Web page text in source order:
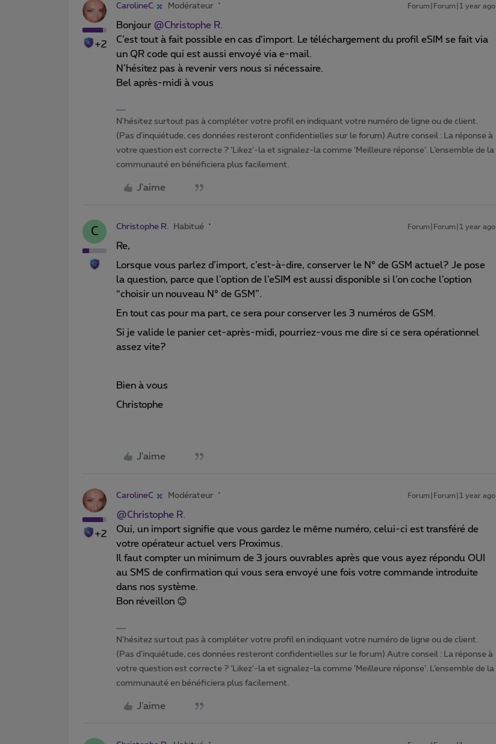
+2
CarolineC Modérateur Forum|Forum|1 year ago
Bonjour ​ @Christophe R.
C’est tout à fait possible en cas d’import. Le téléchargement du profil eSIM se fait via
un QR code qui est aussi envoyé via e-mail.
N’hésitez pas à revenir vers nous si nécessaire.
Bel après-midi à vous
N'hésitez surtout pas à compléter votre profil en indiquant votre numéro de ligne ou de client.
(Pas d'inquiétude, ces données resteront confidentielles sur le forum) Autre conseil : La réponse à
votre question est correcte ? ‘Likez’-la et signalez-la comme ‘Meilleure réponse’. L’ensemble de la
communauté en bénéficiera plus facilement.
J'aime
C Christophe R. Habitué Forum|Forum|1 year ago
Re,
Lorsque vous parlez d’import, c’est-à-dire, conserver le N° de GSM actuel? Je pose
la question, parce que l’option de l’eSIM est aussi disponible si l’on coche l’option
“choisir un nouveau N° de GSM”.
En tout cas pour ma part, ce sera pour conserver les 3 numéros de GSM.
Si je valide le panier cet-après-midi, pourriez-vous me dire si ce sera opérationnel
assez vite?
Bien à vous
Christophe
J'aime
+2
CarolineC Modérateur Forum|Forum|1 year ago
@Christophe R.
Oui, un import signifie que vous gardez le même numéro, celui-ci est transféré de
votre opérateur actuel vers Proximus.
Il faut compter un minimum de 3 jours ouvrables après que vous ayez répondu OUI
au SMS de confirmation qui vous sera envoyé une fois votre commande introduite
dans nos système.
Bon réveillon 😊
N'hésitez surtout pas à compléter votre profil en indiquant votre numéro de ligne ou de client.
(Pas d'inquiétude, ces données resteront confidentielles sur le forum) Autre conseil : La réponse à
votre question est correcte ? ‘Likez’-la et signalez-la comme ‘Meilleure réponse’. L’ensemble de la
communauté en bénéficiera plus facilement.
J'aime